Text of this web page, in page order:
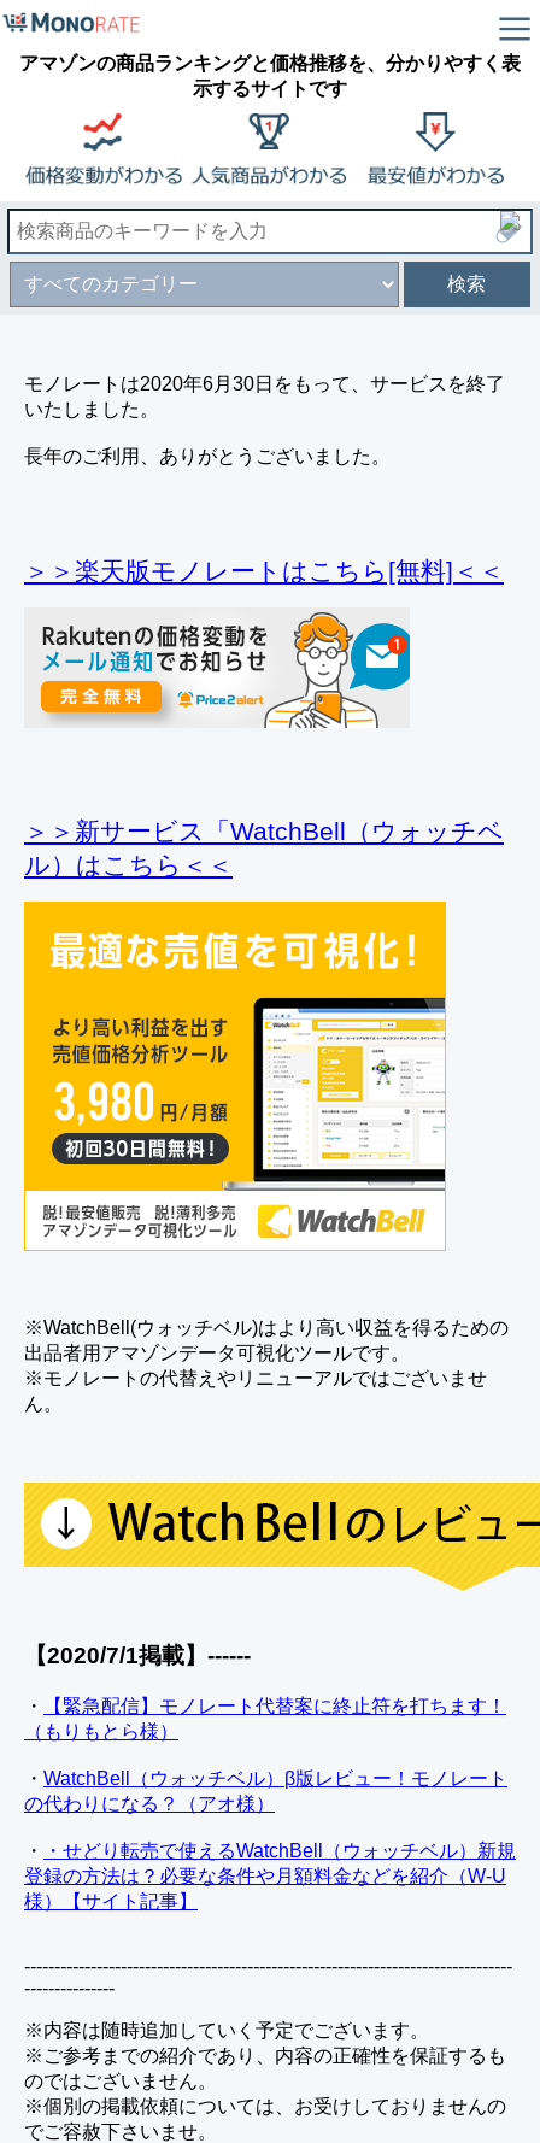
アマゾンの商品ランキングと価格推移を、分かりやすく表
示するサイトです
検索
モノレートは2020年6月30日をもって、サービスを終了
いたしました。
長年のご利用、ありがとうございました。
＞＞楽天版モノレートはこちら[無料]＜＜
＞＞新サービス「WatchBell（ウォッチベ
ル）はこちら＜＜
※WatchBell(ウォッチベル)はより高い収益を得るための
出品者用アマゾンデータ可視化ツールです。
※モノレートの代替えやリニューアルではございませ
ん。
【2020/7/1掲載】------
・
【緊急配信】モノレート代替案に終止符を打ちます！
（もりもとら様）
・ WatchBell（ウォッチベル）β版レビュー！モノレート
の代わりになる？（アオ様）
・
・せどり転売で使えるWatchBell（ウォッチベル）新規
登録の方法は？必要な条件や月額料金などを紹介（W-U
様）【サイト記事】
---------------------------------------------------------------------------------
---------------
※内容は随時追加していく予定でございます。
※ご参考までの紹介であり、内容の正確性を保証するも
のではございません。
※個別の掲載依頼については、お受けしておりませんの
でご容赦下さいませ。